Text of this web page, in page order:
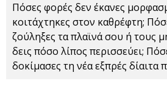
Πόσες φορές δεν έκανες
κοιτάχτηκες στον καθρέφτη;
ζούληξες τα πλαϊνά σου ή τους
δεις πόσο λίπος περισσεύει;
δοκίμασες τη νέα εξπρές δίαιτα